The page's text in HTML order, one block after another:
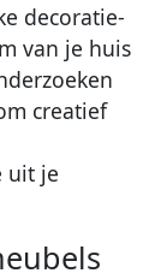
decoratie-
van je huis
creatief
uit je